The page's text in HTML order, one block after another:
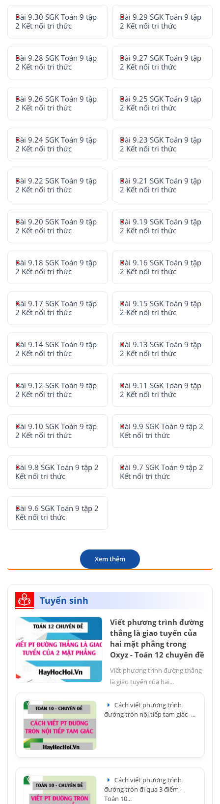
Bài 9.30 SGK Toán 9 tập
2 Kết nối tri thức
Bài 9.29 SGK Toán 9 tập
2 Kết nối tri thức
Bài 9.28 SGK Toán 9 tập
2 Kết nối tri thức
Bài 9.27 SGK Toán 9 tập
2 Kết nối tri thức
Bài 9.26 SGK Toán 9 tập
2 Kết nối tri thức
Bài 9.25 SGK Toán 9 tập
2 Kết nối tri thức
Bài 9.24 SGK Toán 9 tập
2 Kết nối tri thức
Bài 9.23 SGK Toán 9 tập
2 Kết nối tri thức
Bài 9.22 SGK Toán 9 tập
2 Kết nối tri thức
Bài 9.21 SGK Toán 9 tập
2 Kết nối tri thức
Bài 9.20 SGK Toán 9 tập
2 Kết nối tri thức
Bài 9.19 SGK Toán 9 tập
2 Kết nối tri thức
Bài 9.18 SGK Toán 9 tập
2 Kết nối tri thức
Bài 9.16 SGK Toán 9 tập
2 Kết nối tri thức
Bài 9.17 SGK Toán 9 tập
2 Kết nối tri thức
Bài 9.15 SGK Toán 9 tập
2 Kết nối tri thức
Bài 9.14 SGK Toán 9 tập
2 Kết nối tri thức
Bài 9.13 SGK Toán 9 tập
2 Kết nối tri thức
Bài 9.12 SGK Toán 9 tập
2 Kết nối tri thức
Bài 9.11 SGK Toán 9 tập
2 Kết nối tri thức
Bài 9.10 SGK Toán 9 tập
2 Kết nối tri thức
Bài 9.9 SGK Toán 9 tập 2
Kết nối tri thức
Bài 9.8 SGK Toán 9 tập 2
Kết nối tri thức
Bài 9.7 SGK Toán 9 tập 2
Kết nối tri thức
Bài 9.6 SGK Toán 9 tập 2
Kết nối tri thức
Xem thêm
Tuyển sinh
Viết phương trình đường
thẳng là giao tuyến của
hai mặt phẳng trong
Oxyz - Toán 12 chuyên đề
Viết phương trình đường thẳng
là giao tuyến của hai...
Cách viết phương trình
đường tròn nội tiếp tam giác -...
Cách viết phương trình
đường tròn đi qua 3 điểm -
Toán 10...